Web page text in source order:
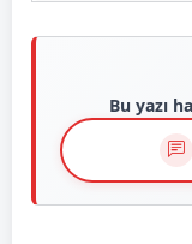
Bu yazı